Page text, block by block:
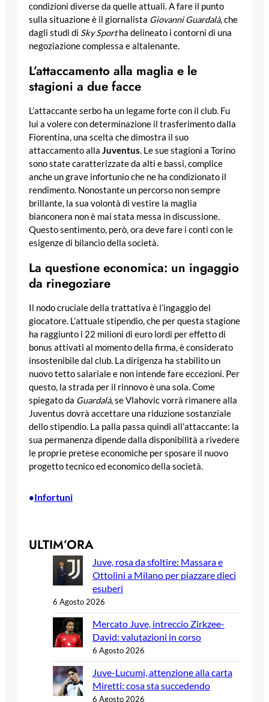
condizioni diverse da quelle attuali. A fare il punto
sulla situazione è il giornalista Giovanni Guardalà, che
dagli studi di Sky Sportha delineato i contorni di una
negoziazione complessa e altalenante.
L’attaccamento alla maglia e le
stagioni a due facce
L’attaccante serbo ha un legame forte con il club. Fu
lui a volere con determinazione il trasferimento dalla
Fiorentina, una scelta che dimostra il suo
attaccamento alla Juventus. Le sue stagioni a Torino
sono state caratterizzate da alti e bassi, complice
anche un grave infortunio che ne ha condizionato il
rendimento. Nonostante un percorso non sempre
brillante, la sua volontà di vestire la maglia
bianconera non è mai stata messa in discussione.
Questo sentimento, però, ora deve fare i conti con le
esigenze di bilancio della società.
La questione economica: un ingaggio
da rinegoziare
Il nodo cruciale della trattativa è l’ingaggio del
giocatore. L’attuale stipendio, che per questa stagione
ha raggiunto i 22 milioni di euro lordi per effetto di
bonus attivati al momento della firma, è considerato
insostenibile dal club. La dirigenza ha stabilito un
nuovo tetto salariale e non intende fare eccezioni. Per
questo, la strada per il rinnovo è una sola. Come
spiegato da Guardalà, se Vlahovic vorrà rimanere alla
Juventus dovrà accettare una riduzione sostanziale
dello stipendio. La palla passa quindi all’attaccante: la
sua permanenza dipende dalla disponibilità a rivedere
le proprie pretese economiche per sposare il nuovo
progetto tecnico ed economico della società.
•Infortuni
ULTIM’ORA
Juve, rosa da sfoltire: Massara e
Ottolini a Milano per piazzare dieci
esuberi
6 Agosto 2026
Mercato Juve, intreccio Zirkzee-
David: valutazioni in corso
6 Agosto 2026
Juve-Lucumi, attenzione alla carta
Miretti: cosa sta succedendo
6 Agosto 2026